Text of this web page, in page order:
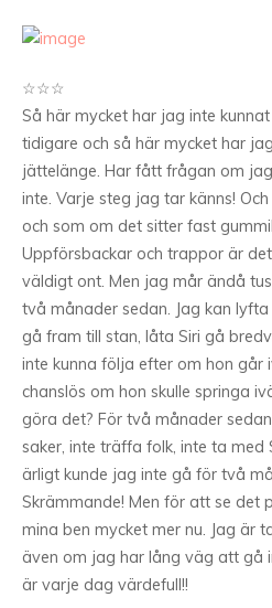
☆☆☆
Så här mycket har jag inte
tidigare och så här mycket har
jättelänge. Har fått frågan om
inte. Varje steg jag tar känns!
och som om det sitter fast
Uppförsbackar och trappor är
väldigt ont. Men jag mår ändå
två månader sedan. Jag kan
gå fram till stan, låta Siri gå
inte kunna följa efter om hon går
chanslös om hon skulle springa
göra det? För två månader
saker, inte träffa folk, inte ta med
ärligt kunde jag inte gå för två
Skrämmande! Men för att se det
mina ben mycket mer nu. Jag är
även om jag har lång väg att gå
är varje dag värdefull!!